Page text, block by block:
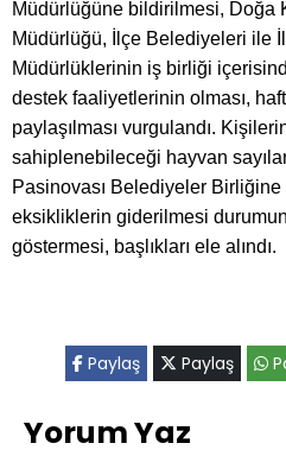
Müdürlüğüne bildirilmesi, Doğa
Müdürlüğü, İlçe Belediyeleri ile
Müdürlüklerinin iş birliği içerisinde
destek faaliyetlerinin olması,
paylaşılması vurgulandı.
sahiplenebileceği hayvan
Pasinovası Belediyeler Birliğine
eksikliklerin giderilmesi
göstermesi, başlıkları ele alındı.
Paylaş Paylaş
Yorum Yaz